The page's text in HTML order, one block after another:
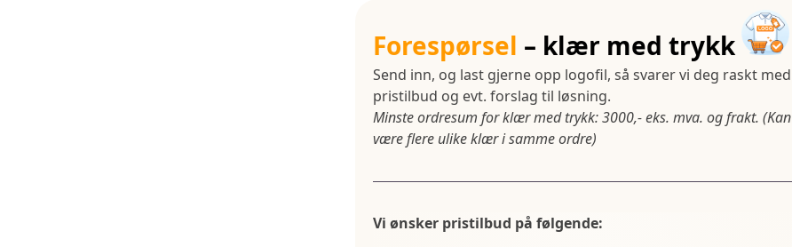
Forespørsel – klær med trykk
Send inn, og last gjerne opp logofil, så svarer vi deg raskt med
pristilbud og evt. forslag til løsning.
Minste ordresum for klær med trykk: 3000,- eks. mva. og frakt. (Kan
være flere ulike klær i samme ordre)
Vi ønsker pristilbud på følgende: